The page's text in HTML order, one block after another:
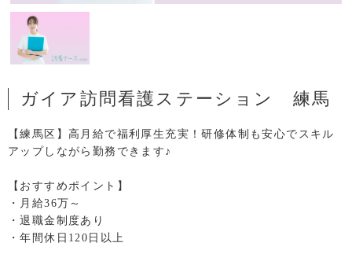
ガイア訪問看護ステーション 練馬
【練馬区】高月給で福利厚生充実！研修体制も安心でスキル
アップしながら勤務できます♪
【おすすめポイント】
・月給36万～
・退職金制度あり
・年間休日120日以上